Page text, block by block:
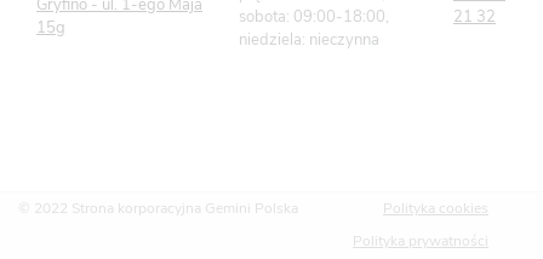
Gryfino - ul. 1-ego Maja
15g
sobota: 09:00-18:00,
niedziela: nieczynna
21 32
© 2022 Strona korporacyjna Gemini Polska
Polityka cookies
Polityka prywatności